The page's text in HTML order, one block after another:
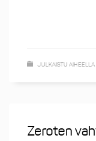
JULKAISTU AIHEELLA
Zeroten